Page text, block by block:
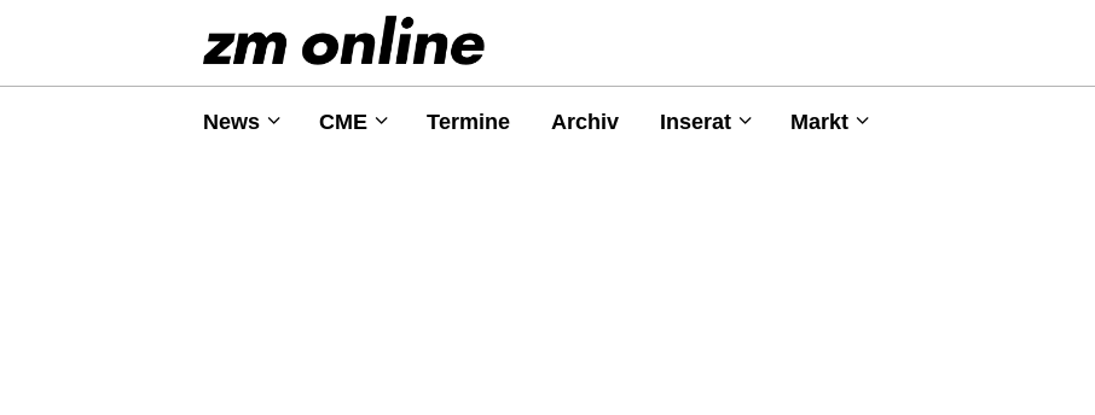
News CME Termine Archiv Inserat Markt